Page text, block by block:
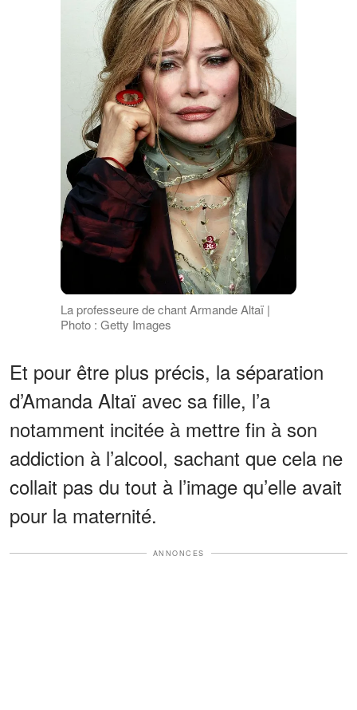
La professeure de chant Armande Altaï |
Photo : Getty Images
Et pour être plus précis, la séparation
d’Amanda Altaï avec sa fille, l’a
notamment incitée à mettre fin à son
addiction à l’alcool, sachant que cela ne
collait pas du tout à l’image qu’elle avait
pour la maternité.
ANNONCES